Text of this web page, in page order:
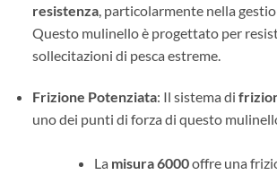
resistenza, particolarmente nella
Questo mulinello è progettato per
sollecitazioni di pesca estreme.
Frizione Potenziata: Il sistema di
uno dei punti di forza di questo
La misura 6000offre una